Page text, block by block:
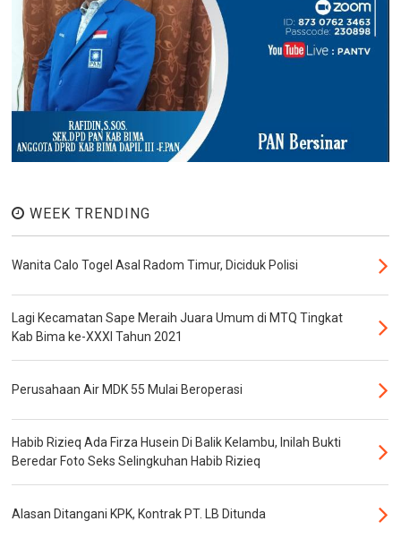
WEEK TRENDING
Wanita Calo Togel Asal Radom Timur, Diciduk Polisi
Lagi Kecamatan Sape Meraih Juara Umum di MTQ Tingkat
Kab Bima ke-XXXI Tahun 2021
Perusahaan Air MDK 55 Mulai Beroperasi
Habib Rizieq Ada Firza Husein Di Balik Kelambu, Inilah Bukti
Beredar Foto Seks Selingkuhan Habib Rizieq
Alasan Ditangani KPK, Kontrak PT. LB Ditunda